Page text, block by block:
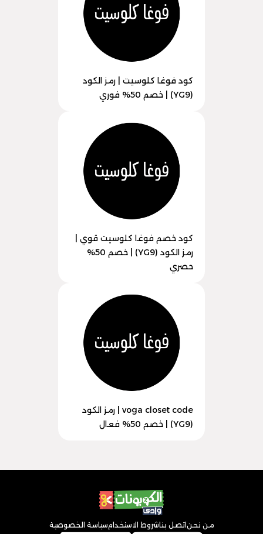
كود فوغا كلوسيت | رمز الكود
(YG9) | خصم 50% فوري
كود خصم فوغا كلوسيت قوي |
رمز الكود (YG9) | خصم 50%
حصري
voga closet code | رمز الكود
(YG9) | خصم 50% فعال
من نحن اتصل بنا شروط الاستخدامسياسة الخصوصية